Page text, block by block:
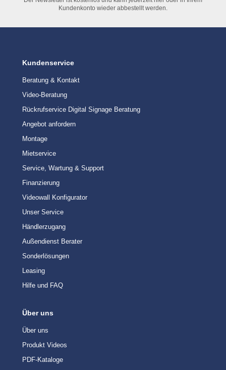
Kundenkonto wieder abbestellt werden.
Kundenservice
Beratung & Kontakt
Video-Beratung
Rückrufservice Digital Signage Beratung
Angebot anfordern
Montage
Mietservice
Service, Wartung & Support
Finanzierung
Videowall Konfigurator
Unser Service
Händlerzugang
Außendienst Berater
Sonderlösungen
Leasing
Hilfe und FAQ
Über uns
Über uns
Produkt Videos
PDF-Kataloge